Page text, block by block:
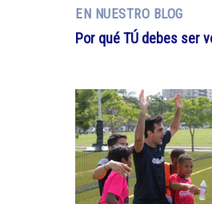
EN NUESTRO BLOG
Por qué TÚ debes ser